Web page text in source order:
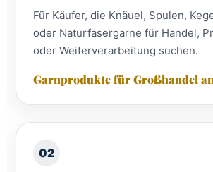
Für Käufer, die Knäuel, Spulen,
oder Naturfasergarne für Handel,
oder Weiterverarbeitung suchen.
Garnprodukte für Großhandel
02